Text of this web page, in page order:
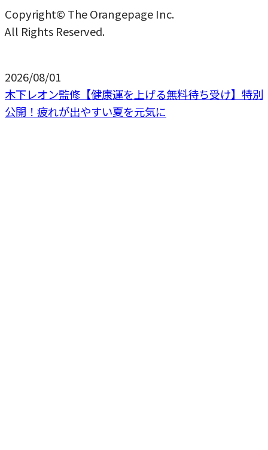
Copyright© The Orangepage Inc.
All Rights Reserved.
2026/08/01
木下レオン監修【健康運を上げる無料待ち受け】特別
公開！疲れが出やすい夏を元気に